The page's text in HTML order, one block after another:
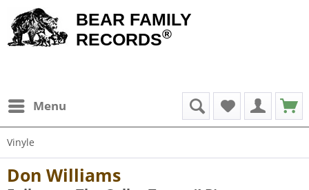
BEAR FAMILY
RECORDS®
Menu
Vinyle
Don Williams